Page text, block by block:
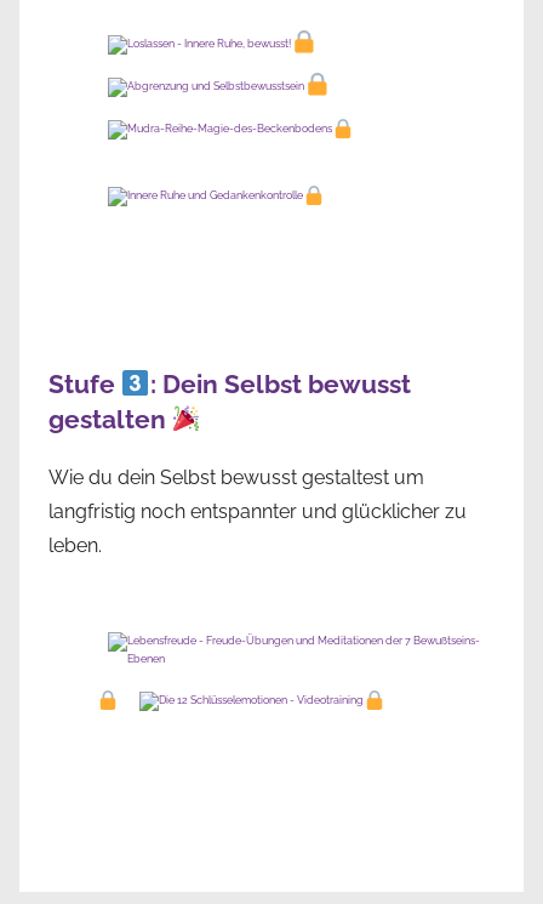
Stufe
: Dein Selbst bewusst
gestalten
Wie du dein Selbst bewusst gestaltest um
langfristig noch entspannter und glücklicher zu
leben.